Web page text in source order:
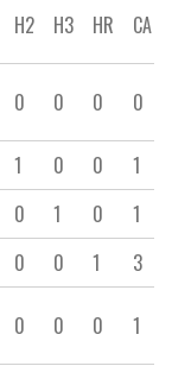
H2 H3 HR CA
0 0 0 0
1 0 0 1
0 1 0 1
0 0 1 3
0 0 0 1